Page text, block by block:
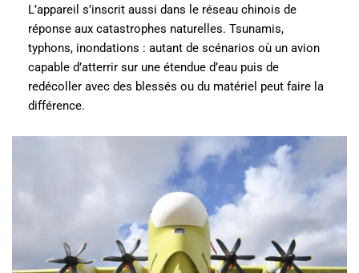
L’appareil s’inscrit aussi dans le réseau chinois de
réponse aux catastrophes naturelles. Tsunamis,
typhons, inondations : autant de scénarios où un avion
capable d’atterrir sur une étendue d’eau puis de
redécoller avec des blessés ou du matériel peut faire la
différence.